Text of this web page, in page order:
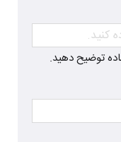
توضیح دهید.